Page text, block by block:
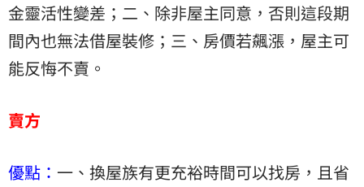
金靈活性變差；二、除非屋主同意，否則這段期
間內也無法借屋裝修；三、房價若飆漲，屋主可
能反悔不賣。
賣方
優點： 一、換屋族有更充裕時間可以找房，且省